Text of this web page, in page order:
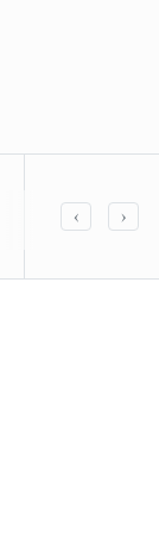
Savner du
‹ ›